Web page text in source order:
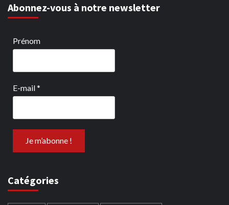
Abonnez-vous à notre newsletter
Prénom
E-mail*
Catégories